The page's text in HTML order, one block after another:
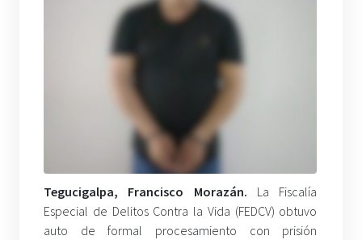
Tegucigalpa, Francisco Morazán. La Fiscalía
Especial de Delitos Contra la Vida (FEDCV) obtuvo
auto de formal procesamiento con prisión